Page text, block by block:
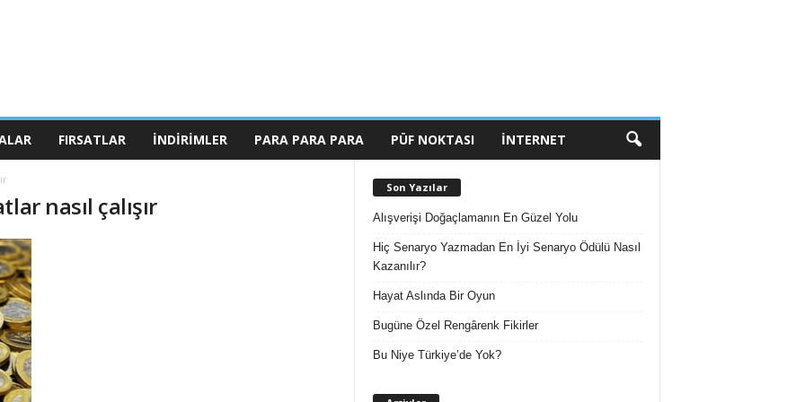
FIRSATLAR İNDIRIMLER PARA PARA PARA PÜF NOKTASI İNTERNET
nasıl çalışır
Son Yazılar
Alışverişi Doğaçlamanın En Güzel Yolu
Hiç Senaryo Yazmadan En İyi Senaryo Ödülü Nasıl
Kazanılır?
Hayat Aslında Bir Oyun
Bugüne Özel Rengârenk Fikirler
Bu Niye Türkiye’de Yok?